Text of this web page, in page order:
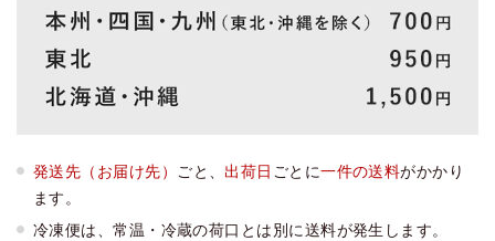
発送先（お届け先） ごと、出荷日 ごとに一件の送料がかかり
ます。
冷凍便は、常温・冷蔵の荷口とは別に送料が発生します。